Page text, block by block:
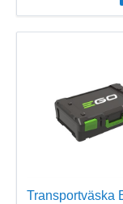
Transportväska